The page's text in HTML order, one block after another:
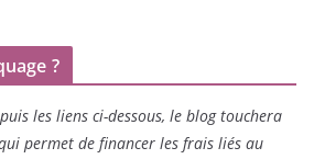
?
les liens ci-dessous, le blog touchera
permet de financer les frais liés au